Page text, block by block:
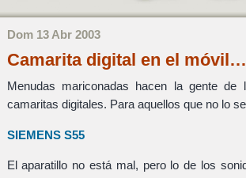
Dom 13 Abr 2003
Camarita digital en el móvil…
Menudas mariconadas hacen la gente
camaritas digitales. Para aquellos que no lo
SIEMENS S55
El aparatillo no está mal, pero lo de los